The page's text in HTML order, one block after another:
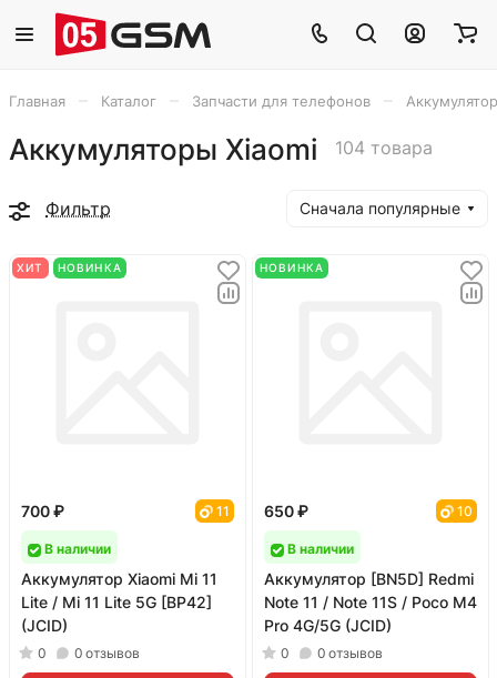
Главная Каталог Запчасти для телефонов
Аккумуляторы Xiaomi 104 товара
Фильтр Сначала популярные
ХИТ НОВИНКА
700 ₽ 11
В наличии
Аккумулятор Xiaomi Mi 11
Lite / Mi 11 Lite 5G [BP42]
(JCID)
0 0 отзывов
НОВИНКА
650 ₽ 10
В наличии
Аккумулятор [BN5D] Redmi
Note 11 / Note 11S / Poco M4
Pro 4G/5G (JCID)
0 0 отзывов